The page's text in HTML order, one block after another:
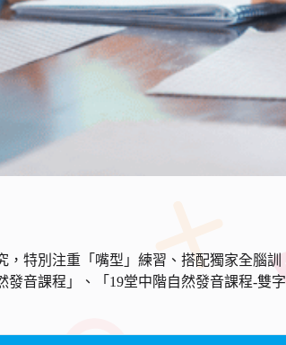
特別注重「嘴型」練習、搭配獨家全腦訓
音課程」、「19堂中階自然發音課程-雙字